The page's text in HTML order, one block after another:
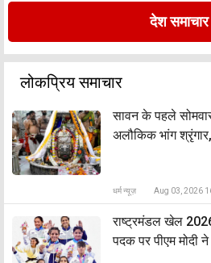
देश समाचार
लोकप्रिय समाचार
सावन के पहले
अलौकिक भांग
धर्म न्यूज़ Aug 03, 2026
राष्ट्रमंडल खेल
पदक पर पीएम मोदी ने